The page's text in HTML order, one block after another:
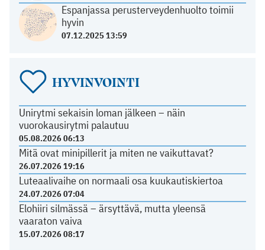
Espanjassa perusterveydenhuolto toimii
hyvin
07.12.2025 13:59
HYVINVOINTI
Unirytmi sekaisin loman jälkeen – näin
vuorokausirytmi palautuu
05.08.2026 06:13
Mitä ovat minipillerit ja miten ne vaikuttavat?
26.07.2026 19:16
Luteaalivaihe on normaali osa kuukautiskiertoa
24.07.2026 07:04
Elohiiri silmässä – ärsyttävä, mutta yleensä
vaaraton vaiva
15.07.2026 08:17